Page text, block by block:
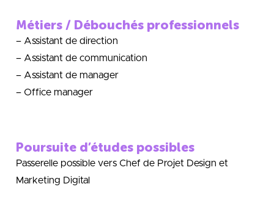
Métiers / Débouchés professionnels
– Assistant de direction
– Assistant de communication
– Assistant de manager
– Office manager
Poursuite d’études possibles
Passerelle possible vers Chef de Projet Design et
Marketing Digital